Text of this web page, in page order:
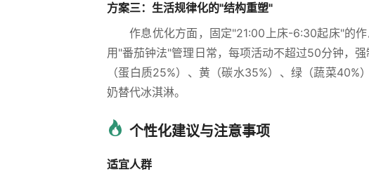
方案三：生活规律化的"结构重塑"
作息优化方面，固定"21:00上床-6:30起床"的
用"番茄钟法"管理日常，每项活动不超过50分钟，
（蛋白质25%）、黄（碳水35%）、绿（蔬菜
奶替代冰淇淋。
个性化建议与注意事项
适宜人群